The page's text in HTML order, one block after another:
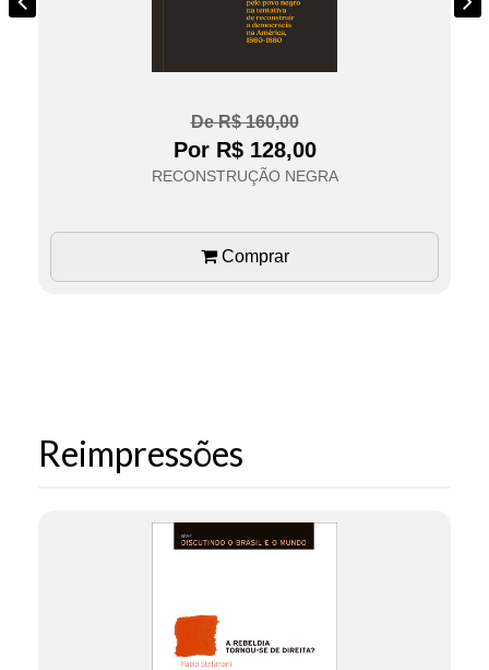
De R$ 160,00
Por R$ 128,00
RECONSTRUÇÃO NEGRA
Comprar
Reimpressões